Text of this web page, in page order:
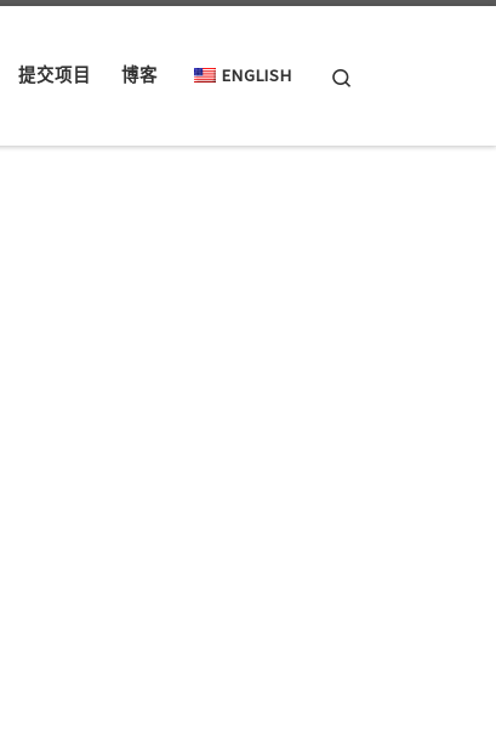
提交项目 博客 ENGLISH